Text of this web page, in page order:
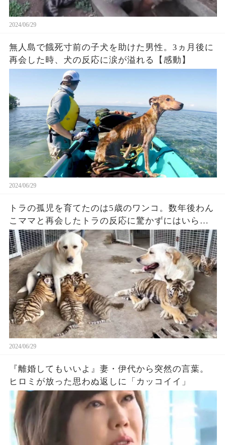
2024/06/29
無人島で餓死寸前の子犬を助けた男性。3ヵ月後に
再会した時、犬の反応に涙が溢れる【感動】
2024/06/29
トラの孤児を育てたのは5歳のワンコ。数年後わん
こママと再会したトラの反応に驚かずにはいられ
ない
2024/06/29
『離婚してもいいよ』妻・伊代から突然の言葉。
ヒロミが放った思わぬ返しに「カッコイイ」